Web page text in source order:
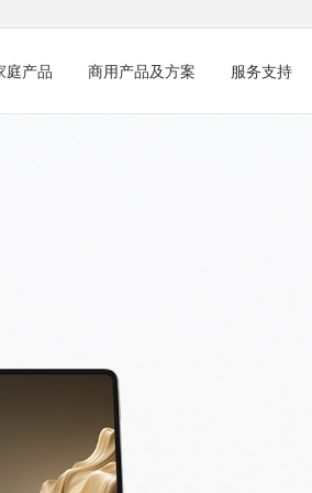
庭产品 商用产品及方案 服务支持